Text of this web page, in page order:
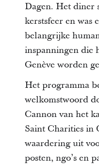
Dagen. Het diner
kerstsfeer en was
belangrijke
inspanningen die
Genève worden
Het programma
welkomstwoord
Cannon van het
Saint Charities in
waardering uit
posten, ngo’s en